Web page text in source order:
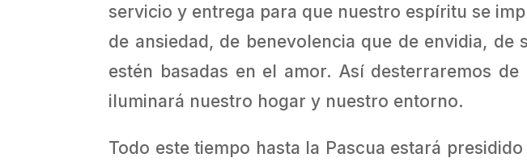
servicio y entrega para que nuestro espíritu se
de ansiedad, de benevolencia que de envidia,
estén basadas en el amor. Así desterraremos
iluminará nuestro hogar y nuestro entorno.
Todo este tiempo hasta la Pascua estará